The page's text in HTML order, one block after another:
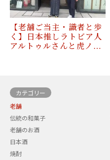
【老舗ご当主・識者と歩
く】日本推しラトビア人
アルトゥルさんと虎ノ…
カテゴリー
老舗
伝統の和菓子
老舗のお酒
日本酒
焼酎